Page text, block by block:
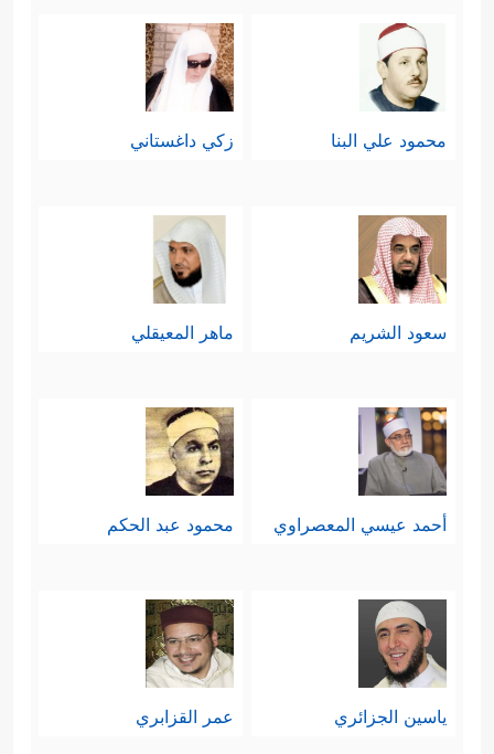
محمود علي البنا زكي داغستاني
سعود الشريم ماهر المعيقلي
أحمد عيسي المعصراوي محمود عبد الحكم
ياسين الجزائري عمر القزابري